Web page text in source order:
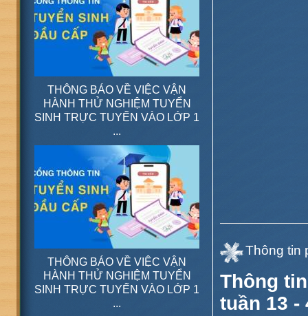
THÔNG BÁO VỀ VIỆC VẬN
HÀNH THỬ NGHIỆM TUYỂN
SINH TRỰC TUYẾN VÀO LỚP 1
...
THÔNG BÁO VỀ VIỆC VẬN
HÀNH THỬ NGHIỆM TUYỂN
SINH TRỰC TUYẾN VÀO LỚP 1
...
Thông tin
Thông
tuần 13 -